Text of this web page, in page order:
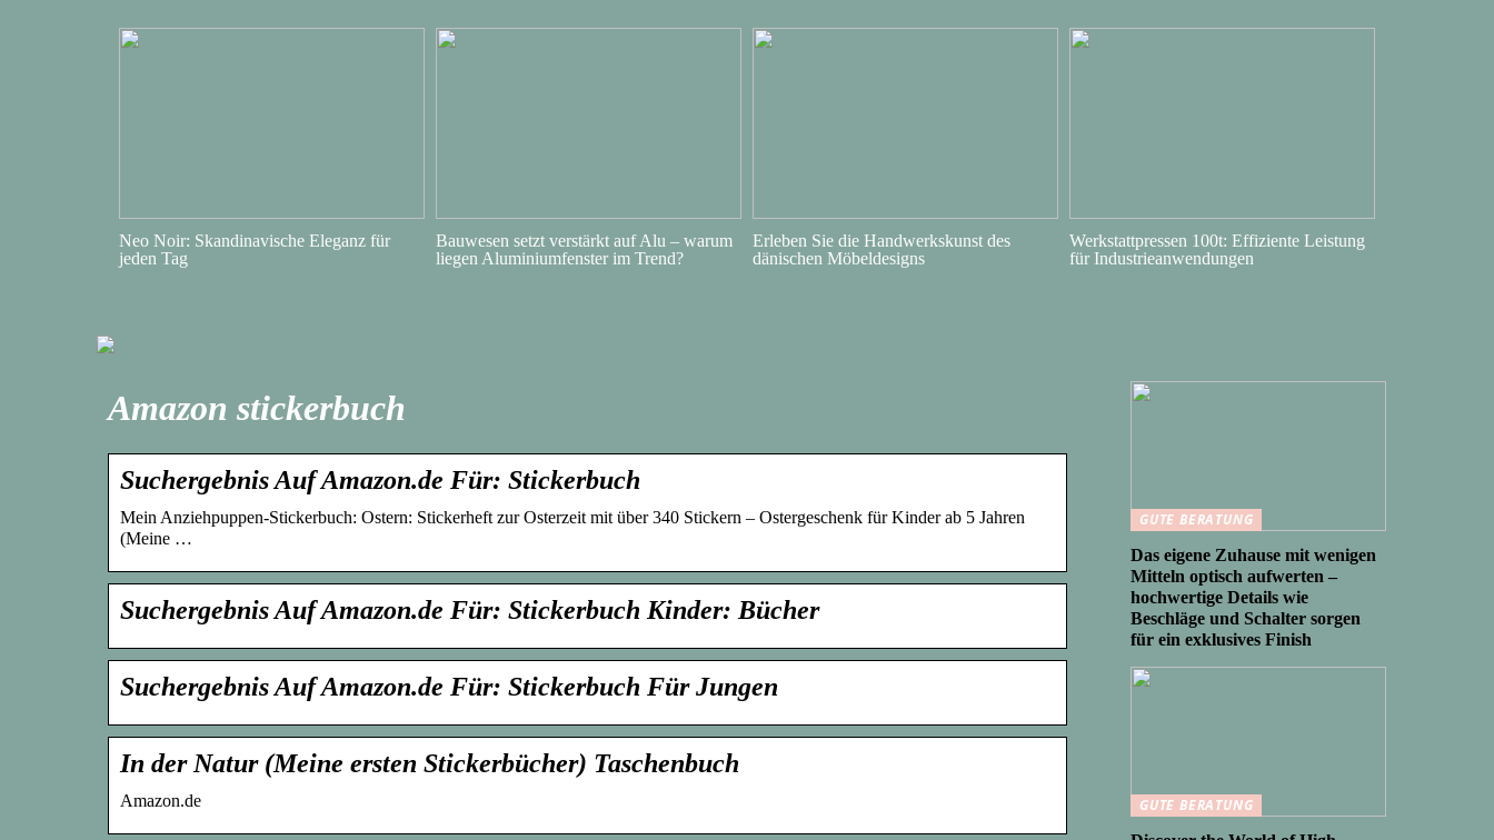
Neo Noir: Skandinavische Eleganz für
jeden Tag
Bauwesen setzt verstärkt auf Alu – warum
liegen Aluminiumfenster im Trend?
Erleben Sie die Handwerkskunst des
dänischen Möbeldesigns
Werkstattpressen 100t: Effiziente Leistung
für Industrieanwendungen
Amazon stickerbuch
Suchergebnis Auf Amazon.de Für: Stickerbuch
Mein Anziehpuppen-Stickerbuch: Ostern: Stickerheft zur Osterzeit mit über 340 Stickern – Ostergeschenk für Kinder ab 5 Jahren
(Meine …
Suchergebnis Auf Amazon.de Für: Stickerbuch Kinder: Bücher
Suchergebnis Auf Amazon.de Für: Stickerbuch Für Jungen
In der Natur (Meine ersten Stickerbücher) Taschenbuch
Amazon.de
GUTE BERATUNG
Das eigene Zuhause mit wenigen
Mitteln optisch aufwerten –
hochwertige Details wie
Beschläge und Schalter sorgen
für ein exklusives Finish
GUTE BERATUNG